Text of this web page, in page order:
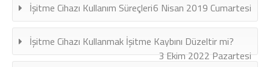
İşitme Cihazı Kullanım Süreçleri6 Nisan 2019 Cumartesi
İşitme Cihazı Kullanmak İşitme Kaybını Düzeltir mi?
3 Ekim 2022 Pazartesi